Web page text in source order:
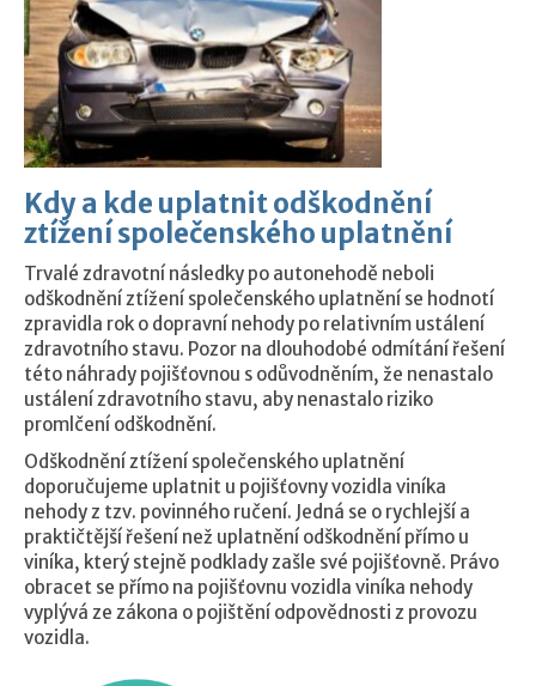
Kdy a kde uplatnit odškodnění
ztížení společenského uplatnění
Trvalé zdravotní následky po autonehodě neboli
odškodnění ztížení společenského uplatnění se hodnotí
zpravidla rok o dopravní nehody po relativním ustálení
zdravotního stavu. Pozor na dlouhodobé odmítání řešení
této náhrady pojišťovnou s odůvodněním, že nenastalo
ustálení zdravotního stavu, aby nenastalo riziko
promlčení odškodnění.
Odškodnění ztížení společenského uplatnění
doporučujeme uplatnit u pojišťovny vozidla viníka
nehody z tzv. povinného ručení. Jedná se o rychlejší a
praktičtější řešení než uplatnění odškodnění přímo u
viníka, který stejně podklady zašle své pojišťovně. Právo
obracet se přímo na pojišťovnu vozidla viníka nehody
vyplývá ze zákona o pojištění odpovědnosti z provozu
vozidla.